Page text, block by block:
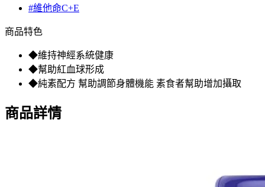
#維他命C+E
商品特色
◆維持神經系統健康
◆幫助紅血球形成
◆純素配方 幫助調節身體機能 素食者幫助增加攝取
商品詳情